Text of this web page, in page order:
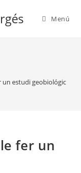
Menú
un estudi geobiológic
fer un